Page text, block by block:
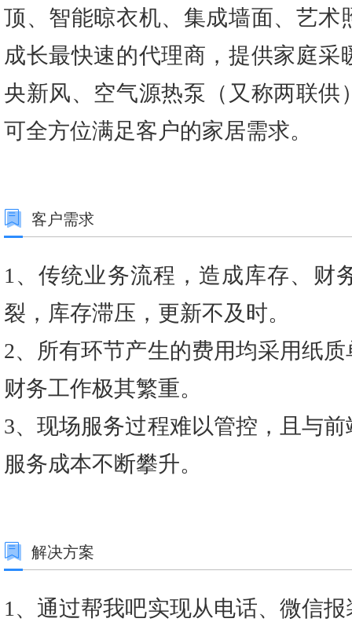
顶、智能晾衣机、集成墙面、艺
成长最快速的代理商，提供家庭
央新风、空气源热泵（又称两联
可全方位满足客户的家居需求。
客户需求
1、传统业务流程，造成库存、财
裂，库存滞压，更新不及时。
2、所有环节产生的费用均采用纸
财务工作极其繁重。
3、现场服务过程难以管控，且与
服务成本不断攀升。
解决方案
1、通过帮我吧实现从电话、微信